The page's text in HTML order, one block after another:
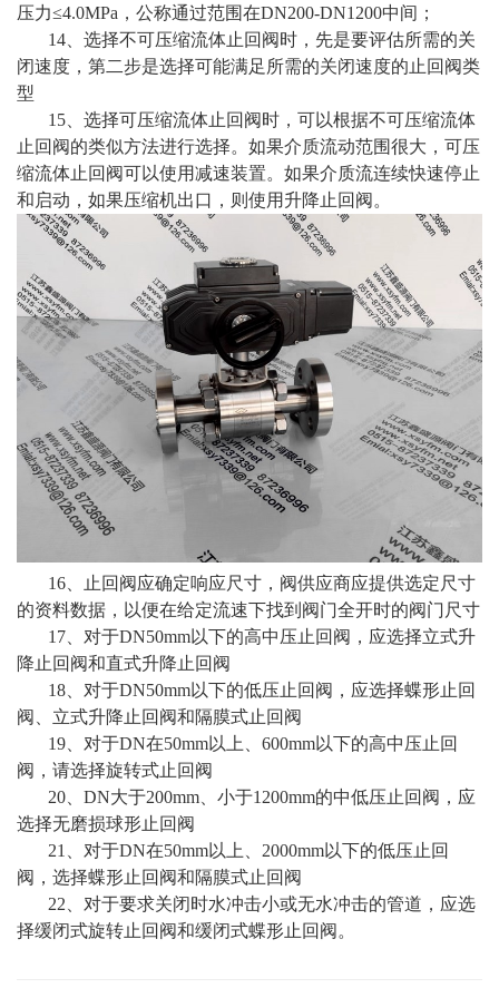
压力≤4.0MPa，公称通过范围在DN200-DN1200中间；
14、选择不可压缩流体止回阀时，先是要评估所需的关
闭速度，第二步是选择可能满足所需的关闭速度的止回阀类
型
15、选择可压缩流体止回阀时，可以根据不可压缩流体
止回阀的类似方法进行选择。如果介质流动范围很大，可压
缩流体止回阀可以使用减速装置。如果介质流连续快速停止
和启动，如果压缩机出口，则使用升降止回阀。
16、止回阀应确定响应尺寸，阀供应商应提供选定尺寸
的资料数据，以便在给定流速下找到阀门全开时的阀门尺寸
17、对于DN50mm以下的高中压止回阀，应选择立式升
降止回阀和直式升降止回阀
18、对于DN50mm以下的低压止回阀，应选择蝶形止回
阀、立式升降止回阀和隔膜式止回阀
19、对于DN在50mm以上、600mm以下的高中压止回
阀，请选择旋转式止回阀
20、DN大于200mm、小于1200mm的中低压止回阀，应
选择无磨损球形止回阀
21、对于DN在50mm以上、2000mm以下的低压止回
阀，选择蝶形止回阀和隔膜式止回阀
22、对于要求关闭时水冲击小或无水冲击的管道，应选
择缓闭式旋转止回阀和缓闭式蝶形止回阀。